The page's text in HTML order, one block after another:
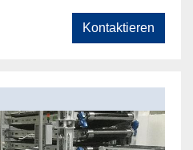
Kontaktieren